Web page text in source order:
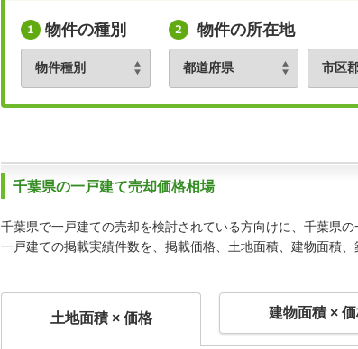
物件の種別 物件の所在地
千葉県の一戸建て売却価格相場
千葉県で一戸建ての売却を検討されている方向けに、千葉県
一戸建ての掲載実績件数を、掲載価格、土地面積、建物面積
土地面積 × 価格 建物面積 ×